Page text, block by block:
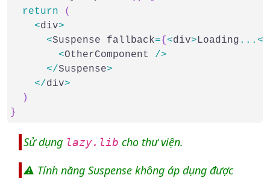
  return
(
    <
div>
      <
Suspense fallback={ <div>Loading ... <
        <
OtherComponent />
      <
/Suspense>
    <
/div>
  )
}
Sử dụng lazy.lib cho thư viện.
⚠️ Tính năng Suspense không áp dụng được